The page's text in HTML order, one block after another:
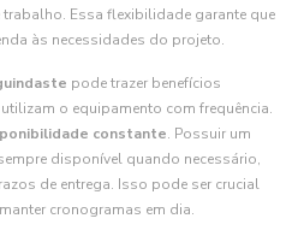
Essa flexibilidade garante que
às necessidades do projeto.
pode trazer benefícios
o equipamento com frequência.
constante. Possuir um
disponível quando necessário,
de entrega. Isso pode ser crucial
cronogramas em dia.